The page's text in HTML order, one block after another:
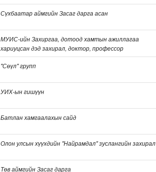
Сүхбаатар аймгийн Засаг дарга асан
МУИС-ийн Захиргаа, дотоод хамтын ажиллагаа
хариуцсан дэд захирал, доктор, профессор
"Сөүл" групп
УИХ-ын гишүүн
Батлан хамгаалахын сайд
Олон улсын хүүхдийн "Найрамдал" зуслангийн захирал
Төв аймгийн Засаг дарга